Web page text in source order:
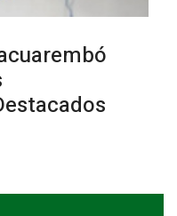
la agenda de
el